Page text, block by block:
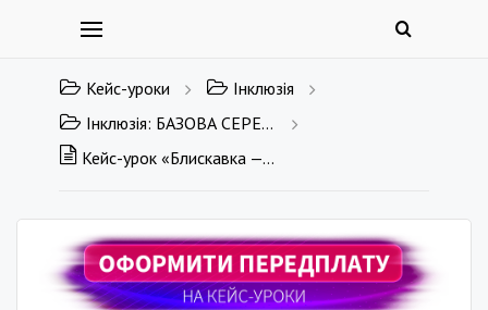
Кейс-уроки
Інклюзія
Інклюзія: БАЗОВА СЕРЕДНЯ ОСВІТА
Кейс-урок «Блискавка — красива і небезпечна»